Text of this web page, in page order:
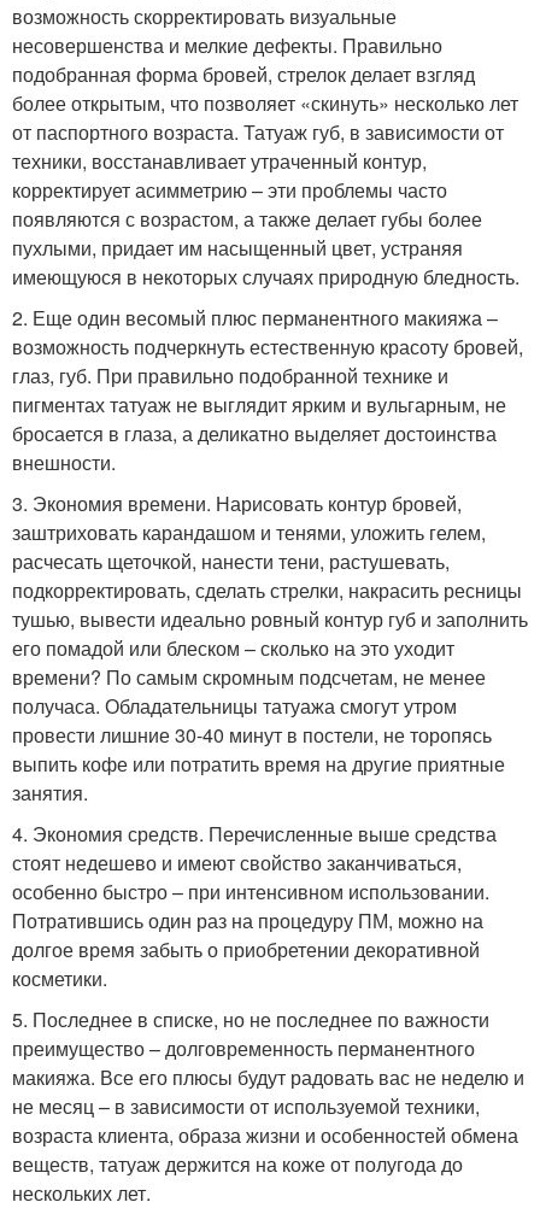
возможность скорректировать визуальные
несовершенства и мелкие дефекты. Правильно
подобранная форма бровей, стрелок делает взгляд
более открытым, что позволяет «скинуть» несколько лет
от паспортного возраста. Татуаж губ, в зависимости от
техники, восстанавливает утраченный контур,
корректирует асимметрию – эти проблемы часто
появляются с возрастом, а также делает губы более
пухлыми, придает им насыщенный цвет, устраняя
имеющуюся в некоторых случаях природную бледность.
2. Еще один весомый плюс перманентного макияжа –
возможность подчеркнуть естественную красоту бровей,
глаз, губ. При правильно подобранной технике и
пигментах татуаж не выглядит ярким и вульгарным, не
бросается в глаза, а деликатно выделяет достоинства
внешности.
3. Экономия времени. Нарисовать контур бровей,
заштриховать карандашом и тенями, уложить гелем,
расчесать щеточкой, нанести тени, растушевать,
подкорректировать, сделать стрелки, накрасить ресницы
тушью, вывести идеально ровный контур губ и заполнить
его помадой или блеском – сколько на это уходит
времени? По самым скромным подсчетам, не менее
получаса. Обладательницы татуажа смогут утром
провести лишние 30-40 минут в постели, не торопясь
выпить кофе или потратить время на другие приятные
занятия.
4. Экономия средств. Перечисленные выше средства
стоят недешево и имеют свойство заканчиваться,
особенно быстро – при интенсивном использовании.
Потратившись один раз на процедуру ПМ, можно на
долгое время забыть о приобретении декоративной
косметики.
5. Последнее в списке, но не последнее по важности
преимущество – долговременность перманентного
макияжа. Все его плюсы будут радовать вас не неделю и
не месяц – в зависимости от используемой техники,
возраста клиента, образа жизни и особенностей обмена
веществ, татуаж держится на коже от полугода до
нескольких лет.